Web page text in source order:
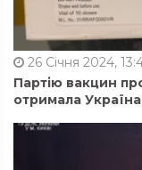
26 Січня 2024,
Партію вакцин
отримала Україна